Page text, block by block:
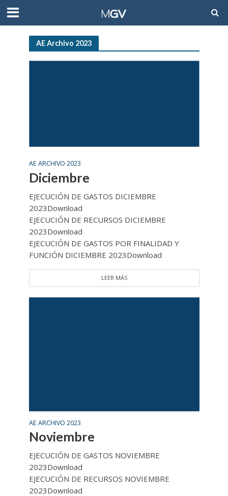
AE Archivo 2023
AE ARCHIVO 2023
Diciembre
EJECUCIÓN DE GASTOS DICIEMBRE
2023Download
EJECUCIÓN DE RECURSOS DICIEMBRE
2023Download
EJECUCIÓN DE GASTOS POR FINALIDAD Y
FUNCIÓN DICIEMBRE 2023Download
LEER MÁS
AE ARCHIVO 2023
Noviembre
EJECUCIÓN DE GASTOS NOVIEMBRE
2023Download
EJECUCIÓN DE RECURSOS NOVIEMBRE
2023Download